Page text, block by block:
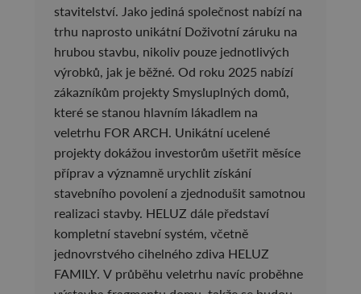
stavitelství. Jako jediná společnost nabízí na
trhu naprosto unikátní Doživotní záruku na
hrubou stavbu, nikoliv pouze jednotlivých
výrobků, jak je běžné. Od roku 2025 nabízí
zákazníkům projekty Smysluplných domů,
které se stanou hlavním lákadlem na
veletrhu FOR ARCH. Unikátní ucelené
projekty dokážou investorům ušetřit měsíce
příprav a významně urychlit získání
stavebního povolení a zjednodušit samotnou
realizaci stavby. HELUZ dále představí
kompletní stavební systém, včetně
jednovrstvého cihelného zdiva HELUZ
FAMILY. V průběhu veletrhu navíc proběhne